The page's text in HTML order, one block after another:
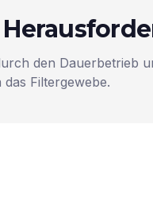
den Dauerbetrieb
Filtergewebe.